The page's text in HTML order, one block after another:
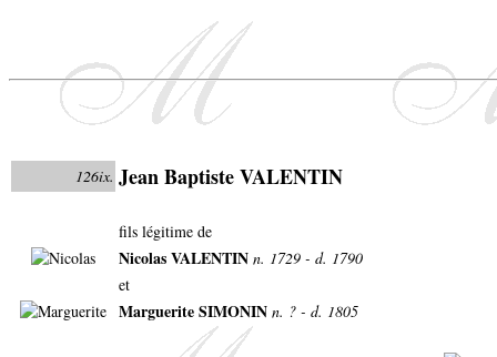
126ix. Jean Baptiste VALENTIN
fils légitime de
Nicolas VALENTIN n. 1729 - d. 1790
et
Marguerite SIMONIN n. ? - d. 1805